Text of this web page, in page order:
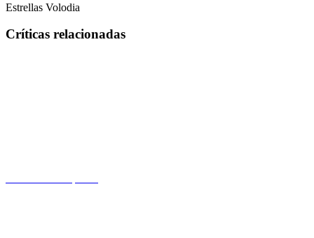
Estrellas Volodia
Críticas relacionadas